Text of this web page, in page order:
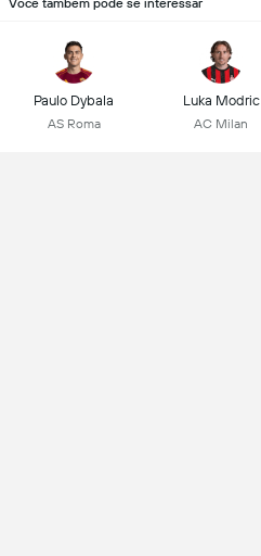
Você também pode se interessar
Paulo Dybala
AS Roma
Luka Modric
AC Milan